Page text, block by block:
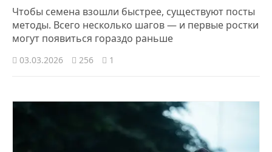
Чтобы семена взошли быстрее, существуют посты
методы. Всего несколько шагов — и первые ростки
могут появиться гораздо раньше
03.03.2026 256 1